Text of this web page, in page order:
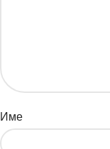
Име